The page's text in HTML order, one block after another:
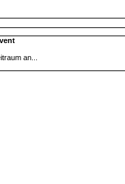
an...